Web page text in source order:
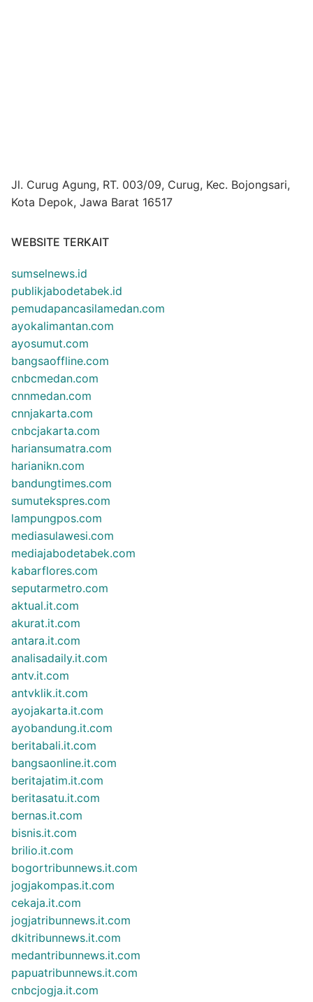
Jl. Curug Agung, RT. 003/09, Curug, Kec. Bojongsari,
Kota Depok, Jawa Barat 16517
WEBSITE TERKAIT
sumselnews.id
publikjabodetabek.id
pemudapancasilamedan.com
ayokalimantan.com
ayosumut.com
bangsaoffline.com
cnbcmedan.com
cnnmedan.com
cnnjakarta.com
cnbcjakarta.com
hariansumatra.com
harianikn.com
bandungtimes.com
sumutekspres.com
lampungpos.com
mediasulawesi.com
mediajabodetabek.com
kabarflores.com
seputarmetro.com
aktual.it.com
akurat.it.com
antara.it.com
analisadaily.it.com
antv.it.com
antvklik.it.com
ayojakarta.it.com
ayobandung.it.com
beritabali.it.com
bangsaonline.it.com
beritajatim.it.com
beritasatu.it.com
bernas.it.com
bisnis.it.com
brilio.it.com
bogortribunnews.it.com
jogjakompas.it.com
cekaja.it.com
jogjatribunnews.it.com
dkitribunnews.it.com
medantribunnews.it.com
papuatribunnews.it.com
cnbcjogja.it.com